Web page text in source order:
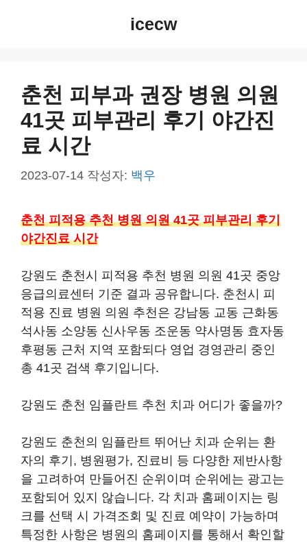
icecw
춘천 피부과 권장 병원 의원
41곳 피부관리 후기 야간진
료 시간
2023-07-14 작성자: 백우
춘천 피적용 추천 병원 의원 41곳 피부관리 후기
야간진료 시간
강원도 춘천시 피적용 추천 병원 의원 41곳 중앙
응급의료센터 기준 결과 공유합니다. 춘천시 피
적용 진료 병원 의원 추천은 강남동 교동 근화동
석사동 소양동 신사우동 조운동 약사명동 효자동
후평동 근처 지역 포함되다 영업 경영관리 중인
총 41곳 검색 후기입니다.
강원도 춘천 임플란트 추천 치과 어디가 좋을까?
강원도 춘천의 임플란트 뛰어난 치과 순위는 환
자의 후기, 병원평가, 진료비 등 다양한 제반사항
을 고려하여 만들어진 순위이며 순위에는 광고는
포함되어 있지 않습니다. 각 치과 홈페이지는 링
크를 선택 시 가격조회 및 진료 예약이 가능하며
특정한 사항은 병원의 홈페이지를 통해서 확인할